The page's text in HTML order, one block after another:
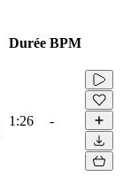
Durée BPM
1:26 -